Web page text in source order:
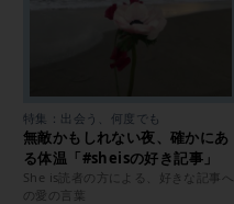
特集：出会う、何度でも
無敵かもしれない夜、確かにあ
る体温「#sheisの好き記事」
She is読者の方による、好きな記事へ
の愛の言葉